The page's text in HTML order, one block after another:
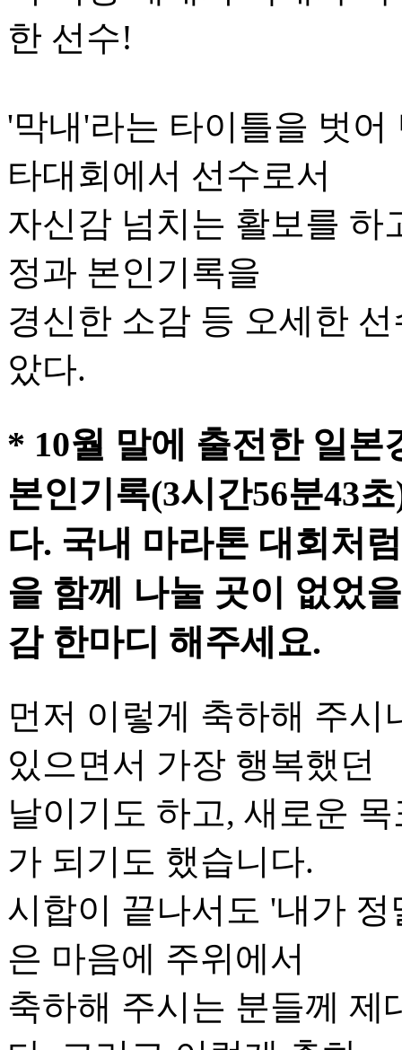
한 선수!
'막내'라는 타이틀을 벗
타대회에서 선수로서
자신감 넘치는 활보를 하
정과 본인기록을
경신한 소감 등 오세한
았다.
* 10월 말에 출전한 일본
본인기록(3시간56분43
다. 국내 마라톤 대회처
을 함께 나눌 곳이 없었
감 한마디 해주세요.
먼저 이렇게 축하해 주시
있으면서 가장 행복했던
날이기도 하고, 새로운
가 되기도 했습니다.
시합이 끝나서도 '내가
은 마음에 주위에서
축하해 주시는 분들께 제